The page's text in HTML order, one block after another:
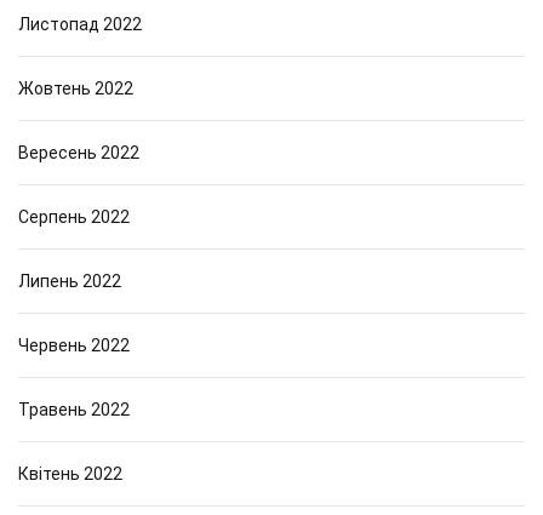
Листопад 2022
Жовтень 2022
Вересень 2022
Серпень 2022
Липень 2022
Червень 2022
Травень 2022
Квітень 2022